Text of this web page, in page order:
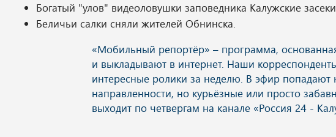
Богатый "улов" видеоловушки заповедника Калужские засеки.
Беличьи салки сняли жителей Обнинска.